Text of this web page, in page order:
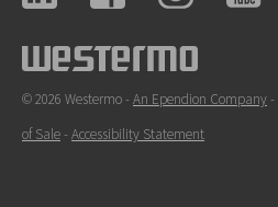
© 2026 Westermo - An Ependion Company-
of Sale- Accessibility Statement